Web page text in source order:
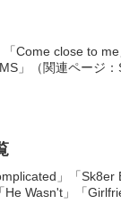
「Come close to
」（関連ページ
」「Sk8er
Wasn't」「